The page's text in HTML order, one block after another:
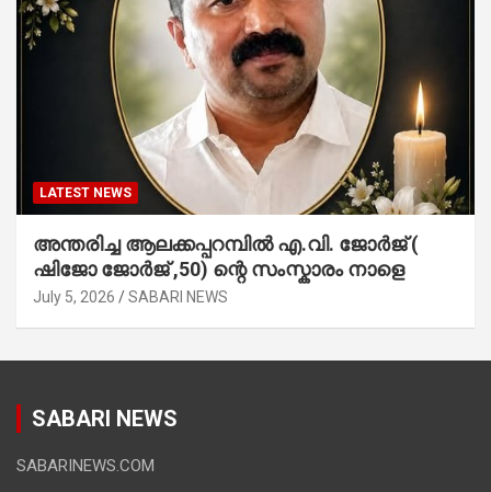
LATEST NEWS
അന്തരിച്ച ആ​ല​ക്ക​പ്പ​റമ്പിൽ​ എ.​വി. ജോ​ർ​ജ് (
ഷിജോ ജോർജ് ,50) ന്റെ സംസ്കാരം നാളെ
July 5, 2026 SABARI NEWS
SABARI NEWS
SABARINEWS.COM